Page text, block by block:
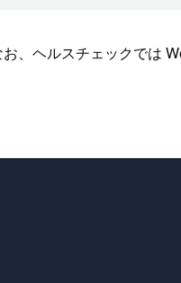
、ヘルスチェックでは